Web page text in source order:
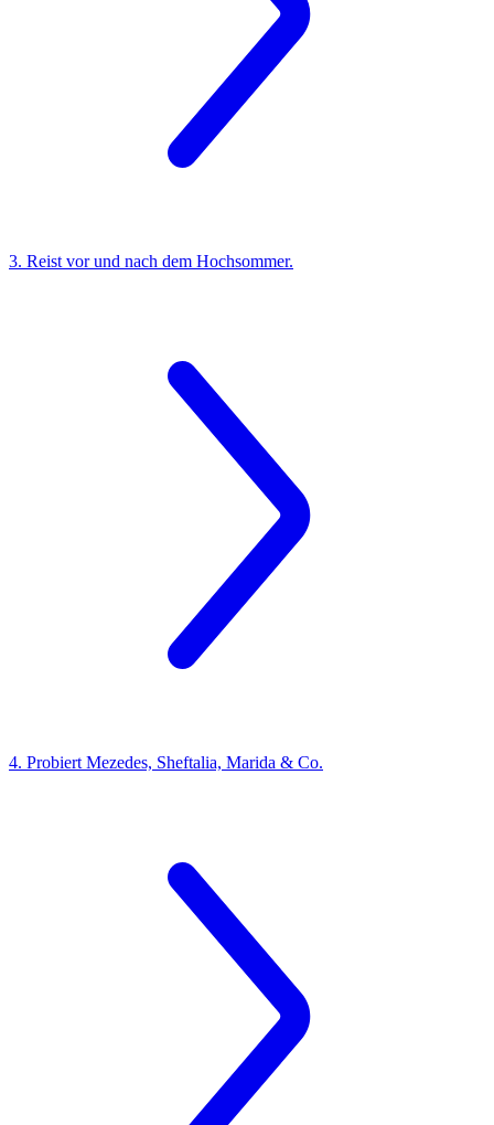
3. Reist vor und nach dem Hochsommer.
4. Probiert Mezedes, Sheftalia, Marida & Co.